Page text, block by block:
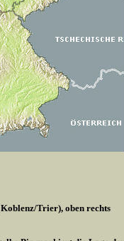
Trier), oben rechts